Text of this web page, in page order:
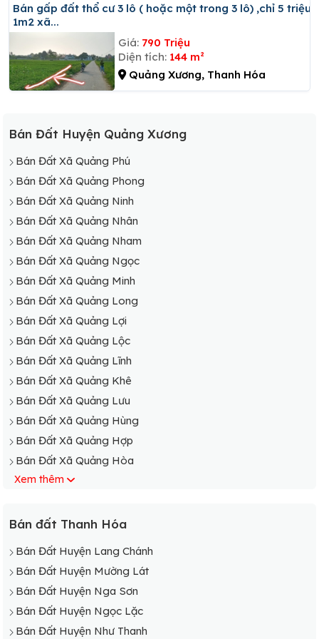
Bán gấp đất thổ cư 3 lô ( hoặc một trong 3 lô) ,chỉ 5 triệu
1m2 xã...
Giá: 790 Triệu
Diện tích: 144 m²
Quảng Xương, Thanh Hóa
Bán Đất Huyện Quảng Xương
Bán Đất Xã Quảng Phú
Bán Đất Xã Quảng Phong
Bán Đất Xã Quảng Ninh
Bán Đất Xã Quảng Nhân
Bán Đất Xã Quảng Nham
Bán Đất Xã Quảng Ngọc
Bán Đất Xã Quảng Minh
Bán Đất Xã Quảng Long
Bán Đất Xã Quảng Lợi
Bán Đất Xã Quảng Lộc
Bán Đất Xã Quảng Lĩnh
Bán Đất Xã Quảng Khê
Bán Đất Xã Quảng Lưu
Bán Đất Xã Quảng Hùng
Bán Đất Xã Quảng Hợp
Bán Đất Xã Quảng Hòa
Bán Đất Xã Quảng Hải
Bán Đất Xã Quảng Đức
Bán Đất Xã Quảng Định
Bán Đất Xã Quảng Đại
Bán Đất Xã Quảng Chính
Bán Đất Xã Quảng Châu
Xem thêm
Bán đất Thanh Hóa
Bán Đất Huyện Lang Chánh
Bán Đất Huyện Mường Lát
Bán Đất Huyện Nga Sơn
Bán Đất Huyện Ngọc Lặc
Bán Đất Huyện Như Thanh